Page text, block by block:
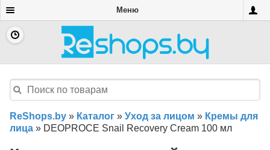
Меню
ReShops.by » Каталог » Уход за лицом » Кремы для
лица » DEOPROCE Snail Recovery Cream 100 мл